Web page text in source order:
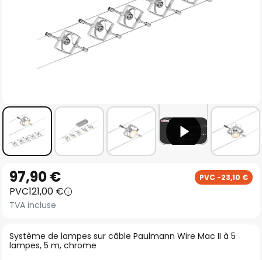
to
the
beginning
the
images
Système de lampes sur câble Paulmann Wire Mac II à 5
lampes, 5 m, chrome
97,90 € PVC -23,10 €
PVC121,00 €
TVA incluse